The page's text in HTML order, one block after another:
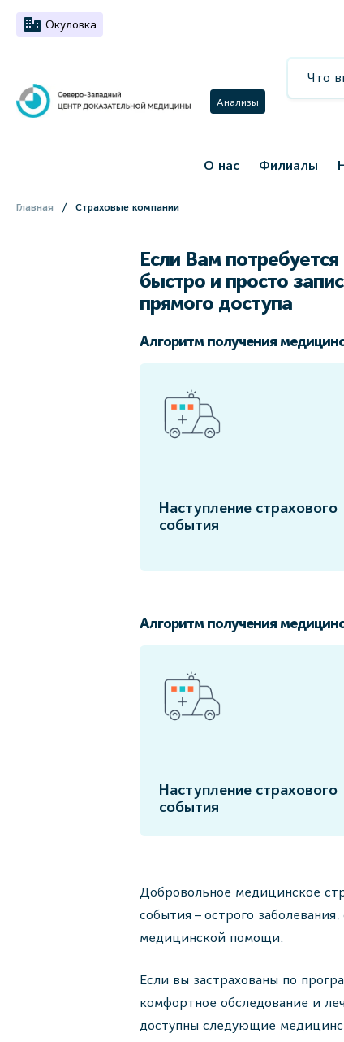
Окуловка
Анализы
О нас Филиалы
Главная Страховые компании
Если Вам
быстро и просто
прямого доступа
Алгоритм получения
Наступление страхового
события
Алгоритм получения
Наступление страхового
события
Добровольное медицинское
события – острого
медицинской помощи.
Если вы застрахованы по
комфортное обследование и
доступны следующие